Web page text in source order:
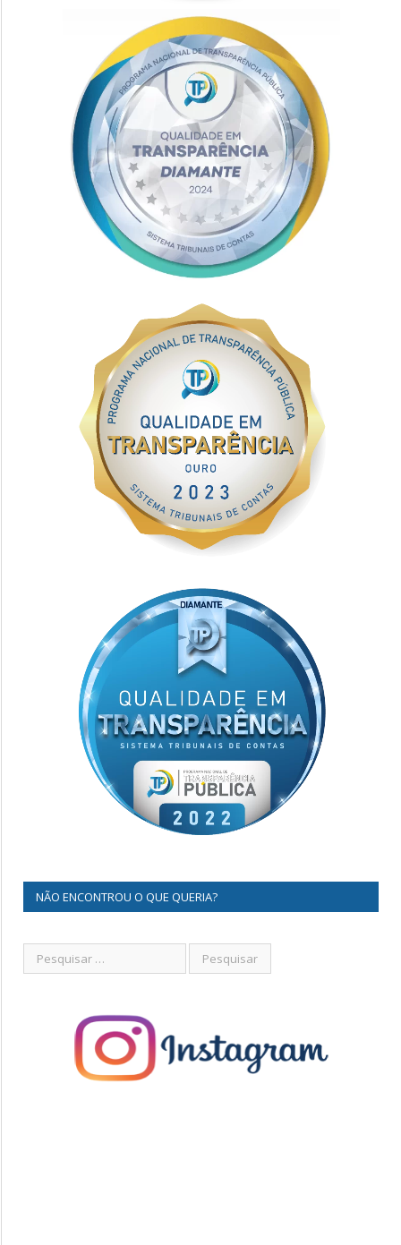
NÃO ENCONTROU O QUE QUERIA?